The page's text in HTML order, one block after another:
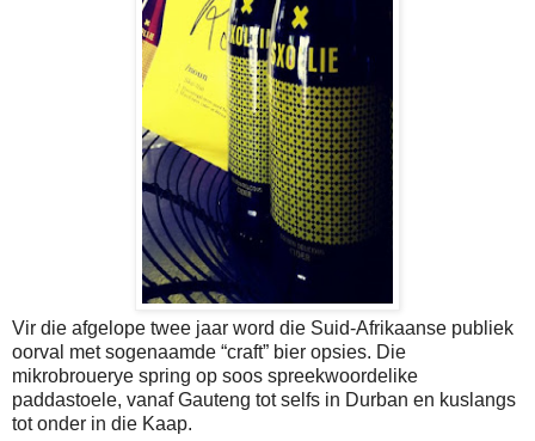
Vir die afgelope twee jaar word die Suid-Afrikaanse publiek
oorval met sogenaamde “craft” bier opsies. Die
mikrobrouerye spring op soos spreekwoordelike
paddastoele, vanaf Gauteng tot selfs in Durban en kuslangs
tot onder in die Kaap.